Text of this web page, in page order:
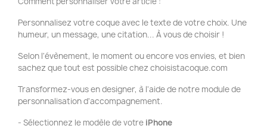
Personnalisez votre coque avec le texte de votre choix. Une
humeur, un message, une citation... À vous de choisir !
Selon l'évènement, le moment ou encore vos envies, et bien
sachez que tout est possible chez choisistacoque.com
Transformez-vous en designer, à l'aide de notre module de
personnalisation d'accompagnement.
- Sélectionnez le modèle de votre iPhone